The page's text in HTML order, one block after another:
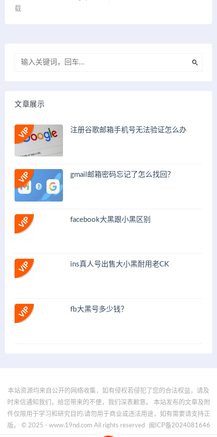
载
文章展示
注册谷歌邮箱手机号无法验证怎么办
gmail邮箱密码忘记了怎么找回？
facebook大黑跟小黑区别
ins真人号出售大小黑耐用老CK
fb大黑号多少钱？
本站资源均来自公开的网络收集，如有侵权若侵犯了您的合法权益，请及
时来信通知我们，给您带来的不便，我们深表歉意。 本站发布的文章及附
件仅限用于学习和研究目的.请勿用于商业或违法用途，如有需要请支持正
版。 © 2025 - www.19nd.com All rights reserved
闽ICP备2024081646